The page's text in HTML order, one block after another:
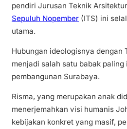
pendiri Jurusan Teknik Arsitektur
Sepuluh Nopember (ITS) ini
utama.
Hubungan ideologisnya dengan
menjadi salah satu babak
pembangunan Surabaya.
Risma, yang merupakan anak
menerjemahkan visi humanis
kebijakan konkret yang masif,